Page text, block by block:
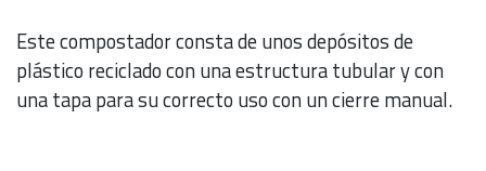
Este compostador consta de unos depósitos de
plástico reciclado con una estructura tubular y con
una tapa para su correcto uso con un cierre manual.